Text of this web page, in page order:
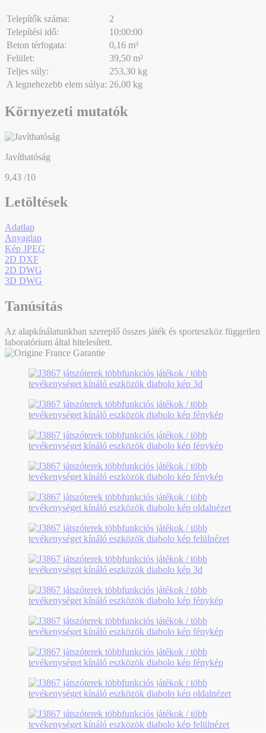
Telepítők száma:
2
Telepítési idő:
10:00:00
Beton térfogata:
0,16 m³
Felület:
39,50 m²
Teljes súly:
253,30 kg
A legnehezebb elem súlya: 26,00 kg
Környezeti mutatók
Javíthatóság
9,43 /10
Letöltések
Adatlap
Anyaglap
Kép JPEG
2D DXF
2D DWG
3D DWG
Tanúsítás
Az alapkínálatunkban szereplő összes játék és sporteszköz független
laboratórium által hitelesített.